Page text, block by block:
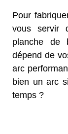
Pour
vous servir
planche de
dépend de
arc
bien un arc
temps ?